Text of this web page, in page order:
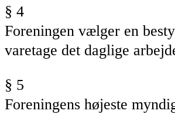
§ 4
Foreningen vælger en
varetage det daglige
§ 5
Foreningens højeste